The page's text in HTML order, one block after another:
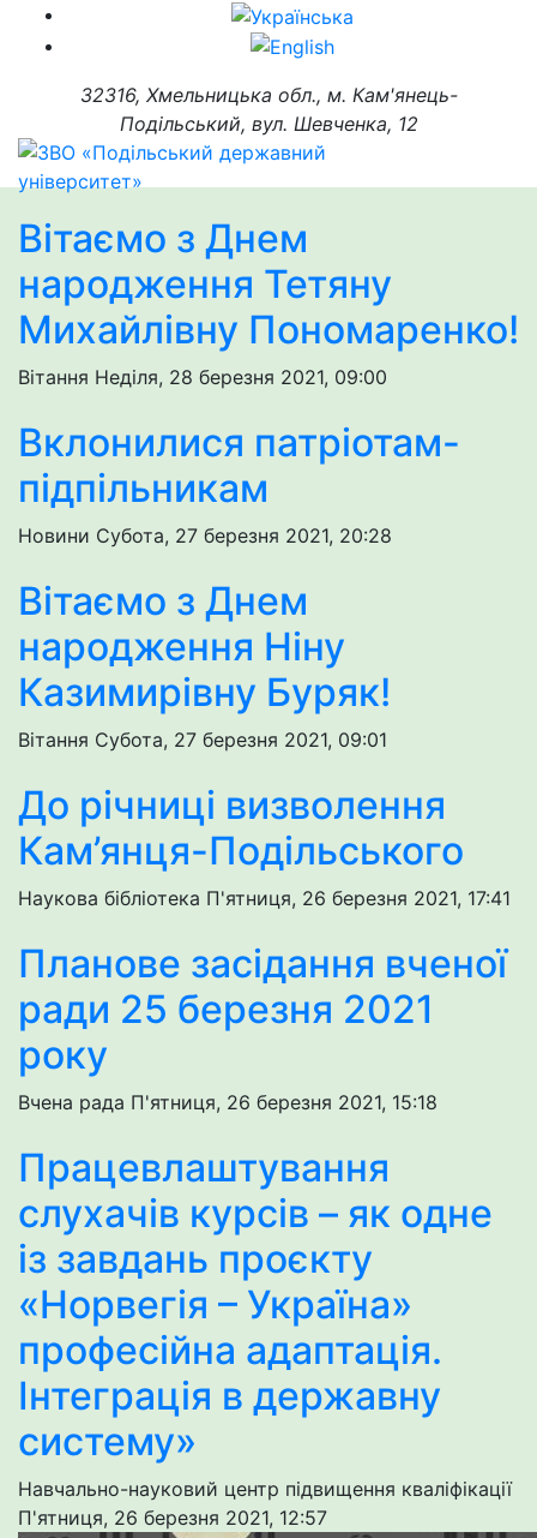
32316, Хмельницька обл., м. Кам'янець-
Подільський, вул. Шевченка, 12
Вітаємо з Днем
народження Тетяну
Михайлівну Пономаренко!
Вітання Неділя, 28 березня 2021, 09:00
Вклонилися патріотам-
підпільникам
Новини Субота, 27 березня 2021, 20:28
Вітаємо з Днем
народження Ніну
Казимирівну Буряк!
Вітання Субота, 27 березня 2021, 09:01
До річниці визволення
Кам’янця-Подільського
Наукова бібліотека П'ятниця, 26 березня 2021, 17:41
Планове засідання вченої
ради 25 березня 2021
року
Вчена рада П'ятниця, 26 березня 2021, 15:18
Працевлаштування
слухачів курсів – як одне
із завдань проєкту
«Норвегія – Україна»
професійна адаптація.
Інтеграція в державну
систему»
Навчально-науковий центр підвищення кваліфікації
П'ятниця, 26 березня 2021, 12:57